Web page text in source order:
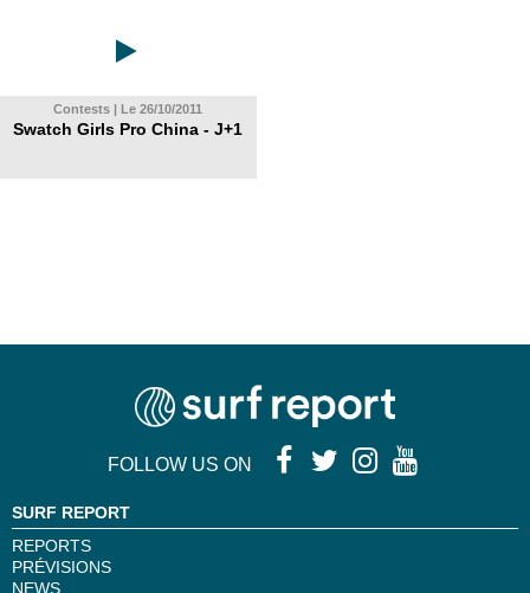
Contests | Le 26/10/2011
Swatch Girls Pro China - J+1
FOLLOW US ON
SURF REPORT
REPORTS
PRÉVISIONS
NEWS